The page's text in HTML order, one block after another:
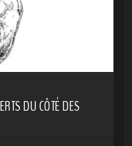
DU CÔTÉ DES